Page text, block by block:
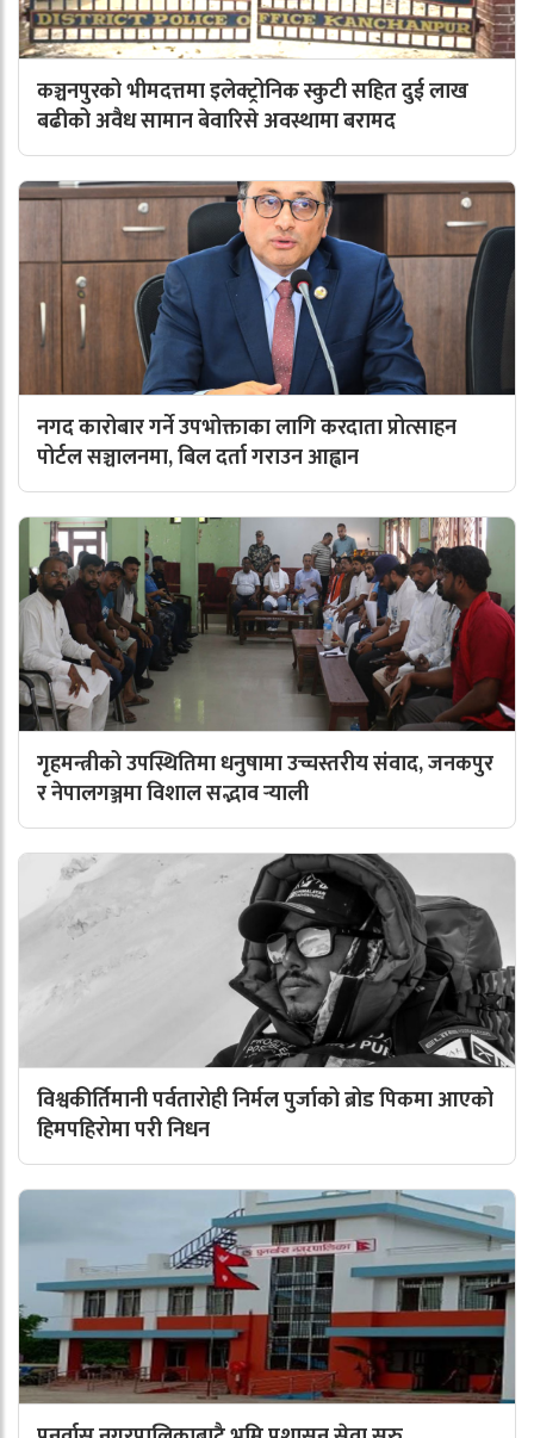
कञ्चनपुरको भीमदत्तमा इलेक्ट्रोनिक स्कुटी सहित दुई लाख
बढीको अवैध सामान बेवारिसे अवस्थामा बरामद
नगद कारोबार गर्ने उपभोक्ताका लागि करदाता प्रोत्साहन
पोर्टल सञ्चालनमा, बिल दर्ता गराउन आह्वान
गृहमन्त्रीको उपस्थितिमा धनुषामा उच्चस्तरीय संवाद, जनकपुर
र नेपालगञ्जमा विशाल सद्भाव र्‍याली
विश्वकीर्तिमानी पर्वतारोही निर्मल पुर्जाको ब्रोड पिकमा आएको
हिमपहिरोमा परी निधन